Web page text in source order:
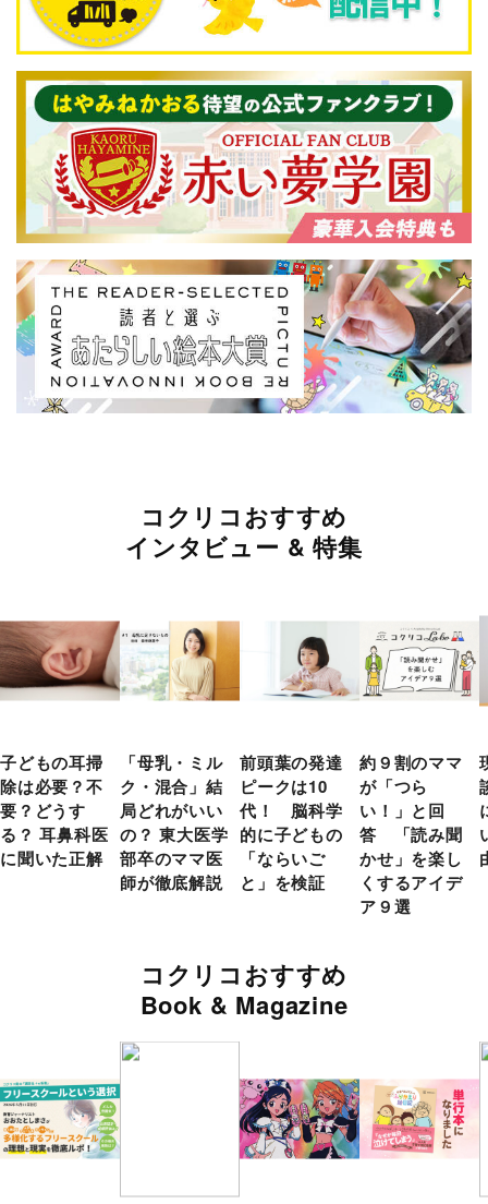
コクリコおすすめ
インタビュー & 特集
子どもの耳掃
除は必要？不
要？どうす
る？ 耳鼻科医
に聞いた正解
「母乳・ミル
ク・混合」結
局どれがいい
の？ 東大医学
部卒のママ医
師が徹底解説
前頭葉の発達
ピークは10
代！ 脳科学
的に子どもの
「ならいご
と」を検証
約９割のママ
が「つら
い！」と回
答 「読み聞
かせ」を楽し
くするアイデ
ア９選
コクリコおすすめ
Book & Magazine